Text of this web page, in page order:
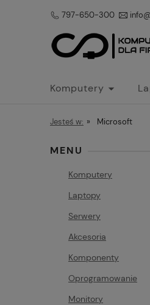
797-650-300
Komputery
Jesteś w: » Microsoft
MENU
Komputery
Laptopy
Serwery
Akcesoria
Komponenty
Oprogramowanie
Monitory